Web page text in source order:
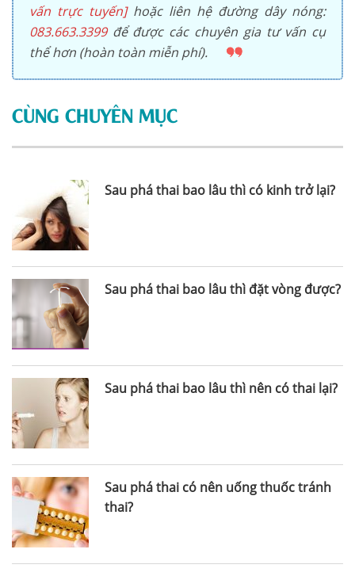
vấn trực tuyến]hoặc liên hệ đường dây nóng:
083.663.3399để được các chuyên gia tư vấn cụ
thể hơn (hoàn toàn miễn phí).
CÙNG CHUYÊN MỤC
Sau phá thai bao lâu thì có kinh trở lại?
Sau phá thai bao lâu thì đặt vòng được?
Sau phá thai bao lâu thì nên có thai lại?
Sau phá thai có nên uống thuốc tránh
thai?